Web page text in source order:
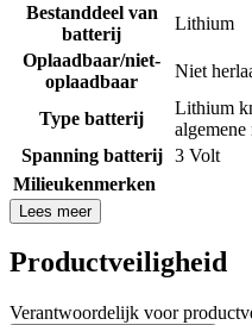
Bestanddeel van
batterij
Lithium
Oplaadbaar/niet-
oplaadbaar
Niet
Type batterij
Lithium
Spanning batterij
3 Volt
Milieukenmerken
Lees meer
Productveiligheid
Verantwoordelijk voor